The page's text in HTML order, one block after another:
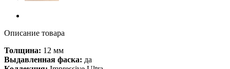
Описание товара
Толщина: 12 мм
Выдавленная фаска: да